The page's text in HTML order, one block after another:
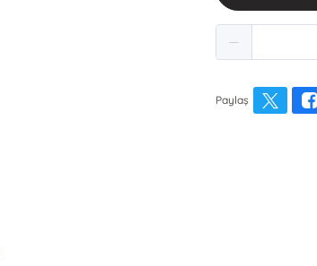
Paylaş